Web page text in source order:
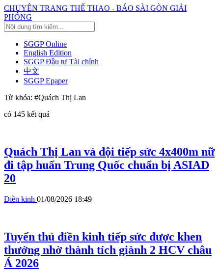
CHUYÊN TRANG THỂ THAO - BÁO SÀI GÒN GIẢI
PHÓNG
SGGP Online
English Edition
SGGP Đầu tư Tài chính
中文
SGGP Epaper
Từ khóa: #Quách Thị Lan
có 145 kết quả
Quách Thị Lan và đội tiếp sức 4x400m nữ
đi tập huấn Trung Quốc chuẩn bị ASIAD
20
Điền kinh 01/08/2026 18:49
Tuyển thủ điền kinh tiếp sức được khen
thưởng nhờ thành tích giành 2 HCV châu
Á 2026